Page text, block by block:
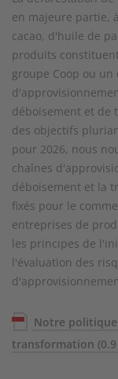
en majeure partie,
cacao, d'huile de
produits
groupe Coop ou
déboisement et de
des objectifs
pour 2026, nous
chaînes
déboisement et la
fixés pour le
entreprises de
les principes de
l'évaluation des
Notre
transformation